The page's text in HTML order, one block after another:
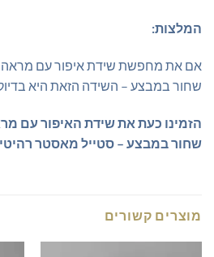
המלצות:
אם את מחפשת שידת איפור עם מראה
שחור במבצע – השידה הזאת היא
הזמינו כעת את שידת האיפור עם
שחור במבצע – סטייל מאסטר
מוצרים קשורים